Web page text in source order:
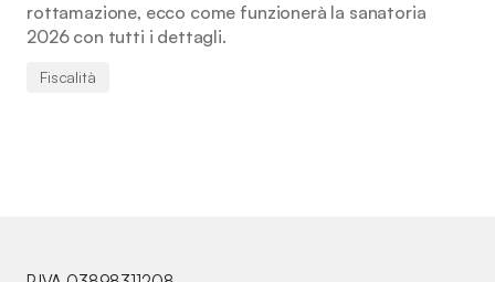
rottamazione, ecco come funzionerà la sanatoria
2026 con tutti i dettagli.
Fiscalità